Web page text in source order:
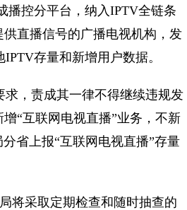
播控分平台，纳入IPTV全链条
直播信号的广播电视机构，发
存量和新增用户数据。
，责成其一律不得继续违规发
“互联网电视直播”业务，不新
省上报“互联网电视直播”存量
将采取定期检查和随时抽查的